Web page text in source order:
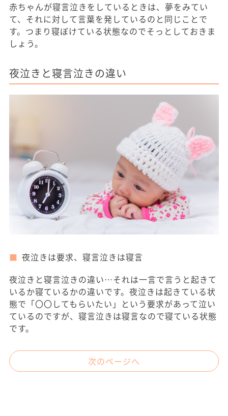
赤ちゃんが寝言泣きをしているときは、夢をみてい
て、それに対して言葉を発しているのと同じことで
す。つまり寝ぼけている状態なのでそっとしておきま
しょう。
夜泣きと寝言泣きの違い
夜泣きは要求、寝言泣きは寝言
夜泣きと寝言泣きの違い…それは一言で言うと起きて
いるか寝ているかの違いです。夜泣きは起きている状
態で「〇〇してもらいたい」という要求があって泣い
ているのですが、寝言泣きは寝言なので寝ている状態
です。
次のページへ